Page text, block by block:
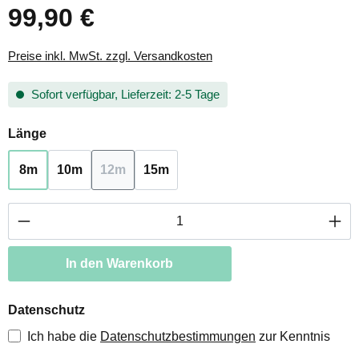
99,90 €
Preise inkl. MwSt. zzgl. Versandkosten
Sofort verfügbar, Lieferzeit: 2-5 Tage
Längeauswählen
8m 10m 12m 15m
Produkt Anzahl: Gib den gewünschten
In den Warenkorb
Datenschutz
Ich habe die Datenschutzbestimmungen zur Kenntnis